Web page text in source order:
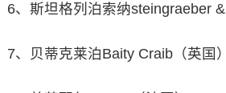
6、斯坦格列泊索纳steingraeber &
7、贝蒂克莱泊Baity Craib（英国）